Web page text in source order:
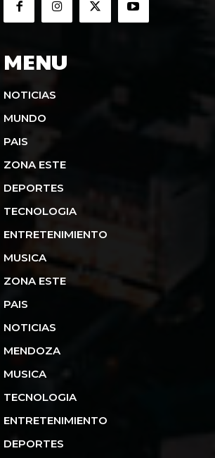
MENU
NOTICIAS
MUNDO
PAIS
ZONA ESTE
DEPORTES
TECNOLOGIA
ENTRETENIMIENTO
MUSICA
ZONA ESTE
PAIS
NOTICIAS
MENDOZA
MUSICA
TECNOLOGIA
ENTRETENIMIENTO
DEPORTES